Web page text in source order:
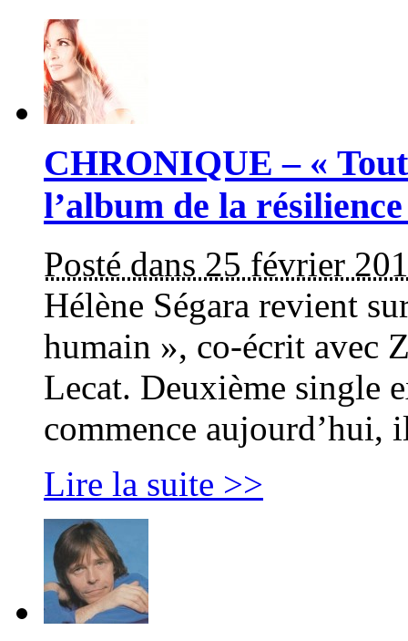
CHRONIQUE – «
l’album de la
Posté dans 25 février
Hélène Ségara revient
humain », co-écrit avec
Lecat. Deuxième single
commence
Lire la suite >>